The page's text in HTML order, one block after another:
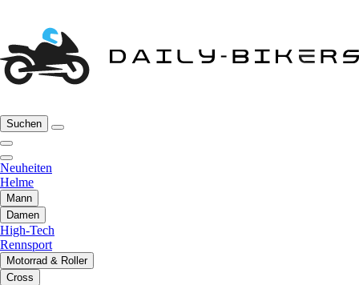
Suchen
Neuheiten
Helme
Mann
Damen
High-Tech
Rennsport
Motorrad & Roller
Cross